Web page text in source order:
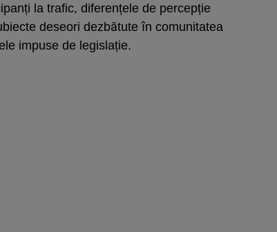
la trafic, diferențele de percepție
deseori dezbătute în comunitatea
impuse de legislație.